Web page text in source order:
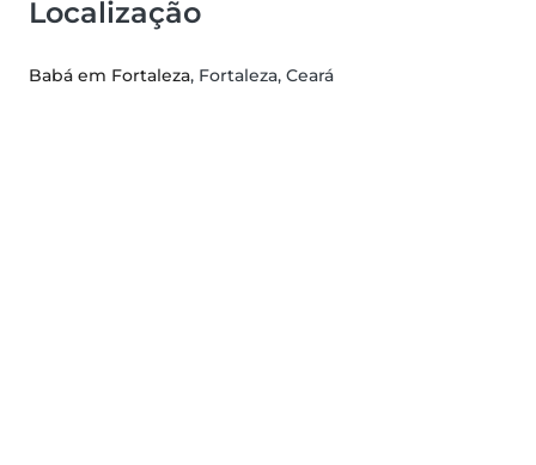
Localização
Babá em Fortaleza, Fortaleza, Ceará